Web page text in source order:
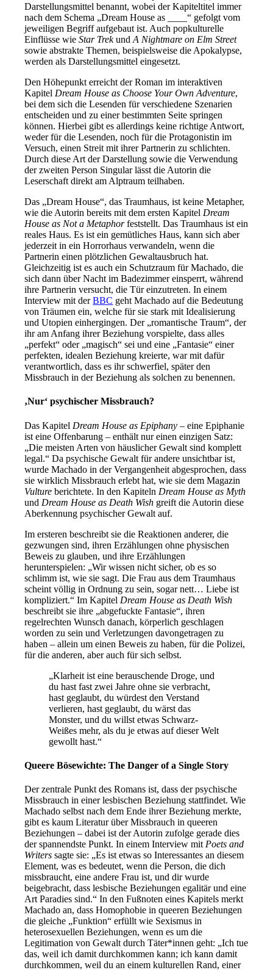
Darstellungsmittel benannt, wobei der Kapiteltitel immer
nach dem Schema „Dream House as ____“ gefolgt vom
jeweiligen Begriff aufgebaut ist. Auch popkulturelle
Einflüsse wieStar TrekundA Nightmare on Elm Street
sowie abstrakte Themen, beispielsweise die Apokalypse,
werden als Darstellungsmittel eingesetzt.
Den Höhepunkt erreicht der Roman im interaktiven
Kapitel Dream House as Choose Your Own Adventure,
bei dem sich die Lesenden für verschiedene Szenarien
entscheiden und zu einer bestimmten Seite springen
können. Hierbei gibt es allerdings keine richtige Antwort,
weder für die Lesenden, noch für die Protagonistin im
Versuch, einen Streit mit ihrer Partnerin zu schlichten.
Durch diese Art der Darstellung sowie die Verwendung
der zweiten Person Singular lässt die Autorin die
Leserschaft direkt am Alptraum teilhaben.
Das „Dream House“, das Traumhaus, ist keine Metapher,
wie die Autorin bereits mit dem ersten Kapitel Dream
House as Not a Metaphorfeststellt. Das Traumhaus ist ein
reales Haus. Es ist ein gemütliches Haus, kann sich aber
jederzeit in ein Horrorhaus verwandeln, wenn die
Partnerin einen plötzlichen Gewaltausbruch hat.
Gleichzeitig ist es auch ein Schutzraum für Machado, die
sich dann über Nacht im Badezimmer einsperrt, während
ihre Partnerin versucht, die Tür einzutreten. In einem
Interview mit derBBC geht Machado auf die Bedeutung
von Träumen ein, welche für sie stark mit Idealisierung
und Utopien einhergingen. Der „romantische Traum“, der
ihr am Anfang ihrer Beziehung vorspielte, dass alles
„perfekt“ oder „magisch“ sei und eine „Fantasie“ einer
perfekten, idealen Beziehung kreierte, war mit dafür
verantwortlich, dass es ihr schwerfiel, später den
Missbrauch in der Beziehung als solchen zu benennen.
‚Nur‘ psychischer Missbrauch?
Das Kapitel Dream House as Epiphany – eine Epiphanie
ist eine Offenbarung – enthält nur einen einzigen Satz:
„Die meisten Arten von häuslicher Gewalt sind komplett
legal.“ Da psychische Gewalt für andere unsichtbar ist,
wurde Machado in der Vergangenheit abgesprochen, dass
sie wirklich Missbrauch erlebt hat, wie sie dem Magazin
Vulture berichtete. In den Kapiteln Dream House as Myth
und Dream House as Death Wish greift die Autorin diese
Aberkennung psychischer Gewalt auf.
Im ersteren beschreibt sie die Reaktionen anderer, die
gezwungen sind, ihren Erzählungen ohne physischen
Beweis zu glauben, und ihre Erzählungen
herunterspielen: „Wir wissen nicht sicher, ob es so
schlimm ist, wie sie sagt. Die Frau aus dem Traumhaus
scheint völlig in Ordnung zu sein, sogar nett… Liebe ist
kompliziert.“ Im Kapitel Dream House as Death Wish
beschreibt sie ihre „abgefuckte Fantasie“, ihren
regelrechten Wunsch danach, körperlich geschlagen
worden zu sein und Verletzungen davongetragen zu
haben – allein um einen Beweis zu haben, für die Polizei,
für die anderen, aber auch für sich selbst.
„Klarheit ist eine berauschende Droge, und
du hast fast zwei Jahre ohne sie verbracht,
hast geglaubt, du würdest den Verstand
verlieren, hast geglaubt, du wärst das
Monster, und du willst etwas Schwarz-
Weißes mehr, als du je etwas auf dieser Welt
gewollt hast.“
Queere Bösewichte: The Danger of a Single Story
Der zentrale Punkt des Romans ist, dass der psychische
Missbrauch in einer lesbischen Beziehung stattfindet. Wie
Machado selbst nach dem Ende ihrer Beziehung merkte,
gibt es kaum Literatur über Missbrauch in queeren
Beziehungen – dabei ist der Autorin zufolge gerade dies
der spannendste Punkt. In einem Interview mit Poets and
Writerssagte sie: „Es ist etwas so Interessantes an diesem
Element, was es bedeutet, wenn die Person, die dich
missbraucht, eine andere Frau ist, und dir wurde
beigebracht, dass lesbische Beziehungen egalitär und eine
Art Paradies sind.“ In den Fußnoten eines Kapitels merkt
Machado an, dass Homophobie in queeren Beziehungen
die gleiche „Funktion“ erfüllt wie Sexismus in
heterosexuellen Beziehungen, wenn es um die
Legitimation von Gewalt durch Täter*innen geht: „Ich tue
das, weil ich damit durchkommen kann; ich kann damit
durchkommen, weil du an einem kulturellen Rand, einer